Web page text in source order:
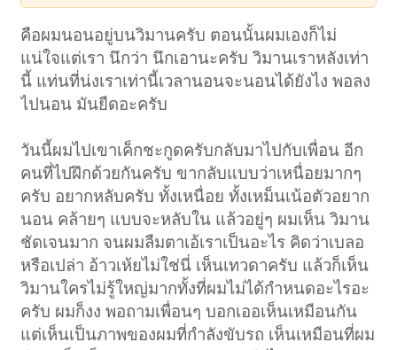
คือผมนอนอยู่บนวิมานครับ ตอนนั้นผมเองก็ไม่
แน่ใจแต่เรา นึกว่า นึกเอานะครับ วิมานเราหลังเท่า
นี้ แท่นที่น่งเราเท่านี้เวลานอนจะนอนได้ยังไง พอลง
ไปนอน มันยืดอะครับ
วันนี้ผมไปเขาเค็กชะกูดครับกลับมาไปกับเพื่อน อีก
คนที่ไปฝึกด้วยกันครับ ขากลับแบบว่าเหนื่อยมากๆ
ครับ อยากหลับครับ ทั้งเหนื่อย ทั้งเหม็นเน้อตัวอยาก
นอน คล้ายๆ แบบจะหลับใน แล้วอยู่ๆ ผมเห็น วิมาน
ชัดเจนมาก จนผมลืมตาเอ้เราเป็นอะไร คิดว่าเบลอ
หรือเปล่า อ้าวเห้ยไม่ใช่นี่ เห็นเทวดาครับ แล้วก็เห็น
วิมานใครไม่รู้ใหญ่มากทั้งที่ผมไม่ได้กำหนดอะไรอะ
ครับ ผมก็งง พอถามเพื่อนๆ บอกเออเห็นเหมือนกัน
แต่เห็นเป็นภาพของผมที่กำลังขับรถ เห็นเหมือนที่ผม